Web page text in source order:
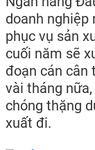
doanh nghiệp
phục vụ sản
cuối năm sẽ
đoạn cán cân
vài tháng
chóng thặng
xuất đi.